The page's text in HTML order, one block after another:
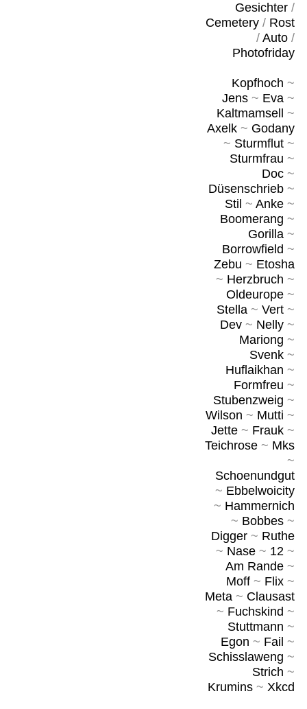
Gesichter/
Cemetery/ Rost
/ Auto/
Photofriday
Kopfhoch ~
Jens~ Eva~
Kaltmamsell
~
Axelk~ Godany
~ Sturmflut~
Sturmfrau ~
Doc~
Düsenschrieb~
Stil ~ Anke~
Boomerang ~
Gorilla~
Borrowfield ~
Zebu ~ Etosha
~ Herzbruch ~
Oldeurope~
Stella~ Vert~
Dev~ Nelly~
Mariong ~
Svenk~
Huflaikhan ~
Formfreu ~
Stubenzweig ~
Wilson ~ Mutti ~
Jette~ Frauk~
Teichrose~ Mks
~
Schoenundgut
~ Ebbelwoicity
~ Hammernich
~ Bobbes~
Digger~ Ruthe
~ Nase~ 12~
Am Rande~
Moff~ Flix~
Meta~ Clausast
~ Fuchskind ~
Stuttmann ~
Egon ~ Fail ~
Schisslaweng ~
Strich ~
Krumins~ Xkcd